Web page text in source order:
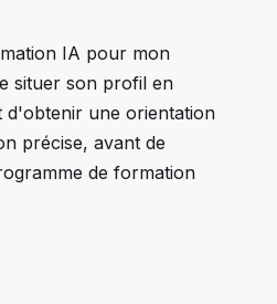
IA pour mon
situer son profil en
d'obtenir une orientation
précise, avant de
de formation